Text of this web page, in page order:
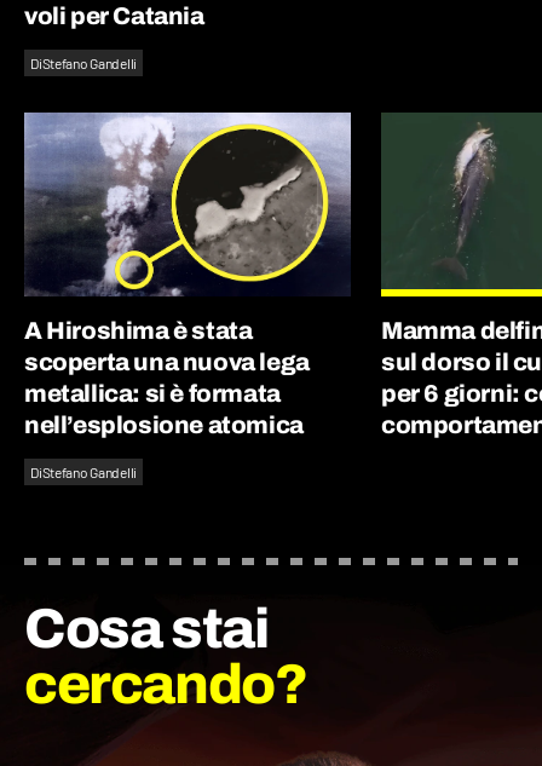
voli per Catania
DiStefano Gandelli
A Hiroshima è stata
scoperta una nuova lega
metallica: si è formata
nell’esplosione atomica
DiStefano Gandelli
Mamma
sul dorso il
per 6 giorni:
Cosa stai
cercando?